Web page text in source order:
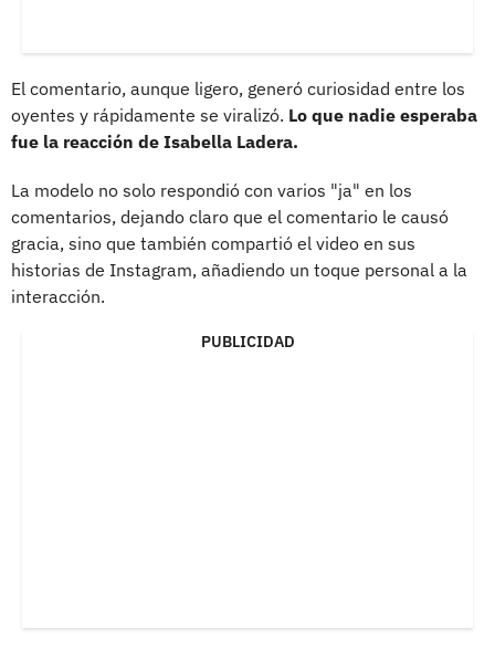
El comentario, aunque ligero, generó curiosidad entre los
oyentes y rápidamente se viralizó. Lo que nadie esperaba
fue la reacción de Isabella Ladera.
La modelo no solo respondió con varios "ja" en los
comentarios, dejando claro que el comentario le causó
gracia, sino que también compartió el video en sus
historias de Instagram, añadiendo un toque personal a la
interacción.
PUBLICIDAD